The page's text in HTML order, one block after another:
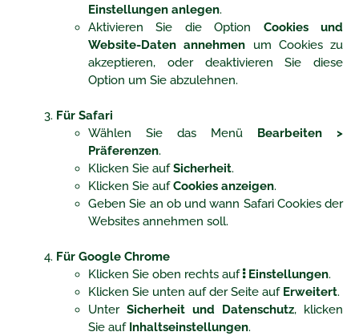
Einstellungen anlegen.
Aktivieren Sie die Option Cookies und
Website-Daten annehmen um Cookies zu
akzeptieren, oder deaktivieren Sie diese
Option um Sie abzulehnen.
Für Safari
Wählen Sie das Menü Bearbeiten >
Präferenzen.
Klicken Sie aufSicherheit.
Klicken Sie aufCookies anzeigen.
Geben Sie an ob und wann Safari Cookies der
Websites annehmen soll.
Für Google Chrome
Klicken Sie oben rechts auf
Einstellungen.
Klicken Sie unten auf der Seite auf Erweitert.
Unter Sicherheit und Datenschutz, klicken
Sie auf Inhaltseinstellungen.